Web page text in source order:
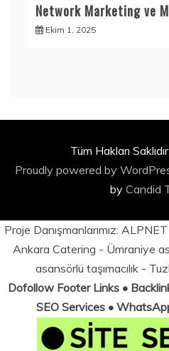
Network Marketing ve
Ekim 1, 2025
Tüm Hakları
Proudly powered by
by Candid
Proje Danışmanlarımız:
Ankara Catering - Ümraniye
asansörlü taşımacılık -
Dofollow Footer Links •
SEO Services •